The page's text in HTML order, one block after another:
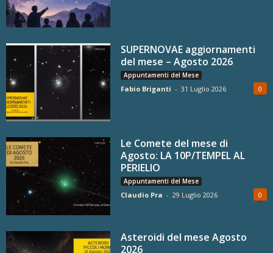
SUPERNOVAE aggiornamenti
del mese – Agosto 2026
Appuntamenti del Mese
Fabio Briganti - 31 Luglio 2026 0
Le Comete del mese di
Agosto: LA 10P/TEMPEL AL
PERIELIO
Appuntamenti del Mese
Claudio Pra - 29 Luglio 2026 0
Asteroidi del mese Agosto
2026